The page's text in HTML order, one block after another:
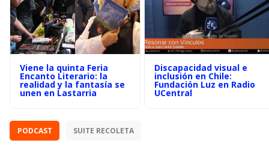
Viene la quinta Feria
Encanto Literario: la
realidad y la fantasía se
unen en Lastarria
Discapacidad visual e
inclusión en Chile:
Fundación Luz en Radio
UCentral
PODCAST SUITE RECOLETA